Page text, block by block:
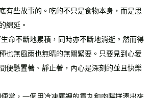
有些故事的。吃的不只是食物本身，而是思
綿延。
不斷地累積，同時亦不斷地消逝。然而得
也無風雨也無晴的無關緊要。只要見到心愛
便懸置著、靜止著，內心是深刻的並且快樂